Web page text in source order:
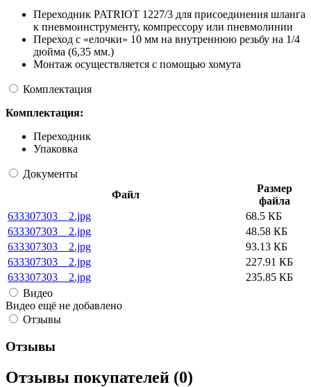
Переходник PATRIOT 1227/3 для присоединения шланга
к пневмоинструменту, компрессору или пневмолинии
Переход с «елочки» 10 мм на внутреннюю резьбу на 1/4
дюйма (6,35 мм.)
Монтаж осуществляется с помощью хомута
Комплектация
Комплектация:
Переходник
Упаковка
Документы
Файл
Размер
файла
633307303__2.jpg
68.5 КБ
633307303__2.jpg
48.58 КБ
633307303__2.jpg
93.13 КБ
633307303__2.jpg
227.91 КБ
633307303__2.jpg
235.85 КБ
Видео
Видео ещё не добавлено
Отзывы
Отзывы
Отзывы покупателей (0)